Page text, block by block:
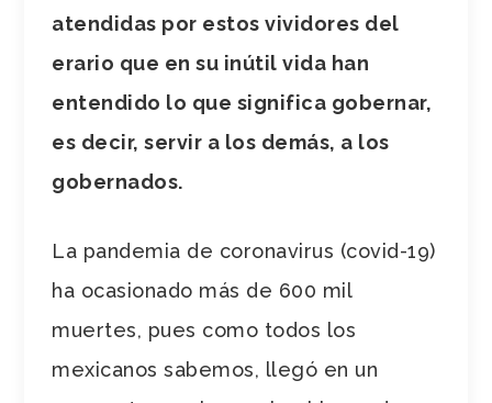
atendidas por estos vividores del
erario que en su inútil vida han
entendido lo que significa gobernar,
es decir, servir a los demás, a los
gobernados.
La pandemia de coronavirus (covid-19)
ha ocasionado más de 600 mil
muertes, pues como todos los
mexicanos sabemos, llegó en un